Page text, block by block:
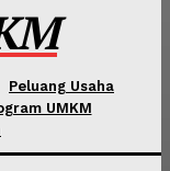
Peluang Usaha
UMKM